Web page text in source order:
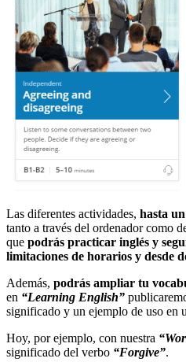
Las diferentes actividades, hasta
tanto a través del ordenador como
que podrás practicar inglés y
limitaciones de horarios y desde
Además, podrás ampliar tu
en “Learning English”
significado y un ejemplo de uso en
Hoy, por ejemplo, con nuestra
significado del verbo “Forgive”.